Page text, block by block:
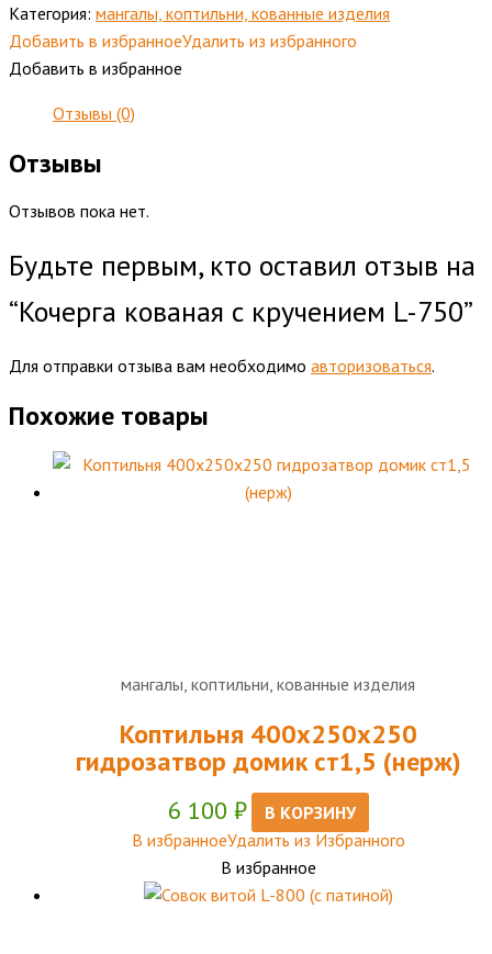
Категория: мангалы, коптильни, кованные изделия
Добавить в избранноеУдалить из избранного
Добавить в избранное
Отзывы (0)
Отзывы
Отзывов пока нет.
Будьте первым, кто оставил отзыв на
“Кочерга кованая с кручением L-750”
Для отправки отзыва вам необходимо авторизоваться.
Похожие товары
мангалы, коптильни, кованные изделия
Коптильня 400х250х250
гидрозатвор домик ст1,5 (нерж)
6 100 ₽
В КОРЗИНУ
В избранноеУдалить из Избранного
В избранное